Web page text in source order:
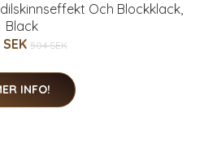
Och Blockklack,
Black
504 SEK
INFO!